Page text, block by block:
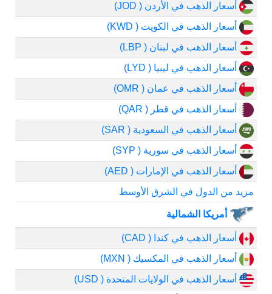
أسعار الذهب في الأردن ( JOD)
أسعار الذهب في الكويت ( KWD)
أسعار الذهب في لبنان ( LBP)
أسعار الذهب في ليبيا ( LYD)
أسعار الذهب في عمان ( OMR)
أسعار الذهب في قطر ( QAR)
أسعار الذهب في السعودية ( SAR)
أسعار الذهب في سورية ( SYP)
أسعار الذهب في الإمارات ( AED)
مزيد من الدول في الشرق الأوسط
أمريكا الشمالية
أسعار الذهب في كندا ( CAD)
أسعار الذهب في المكسيك ( MXN)
أسعار الذهب في الولايات المتحدة ( USD)